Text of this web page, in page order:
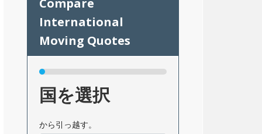
国を選択
から引っ越す。